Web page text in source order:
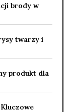
brody w
twarzy i
produkt dla